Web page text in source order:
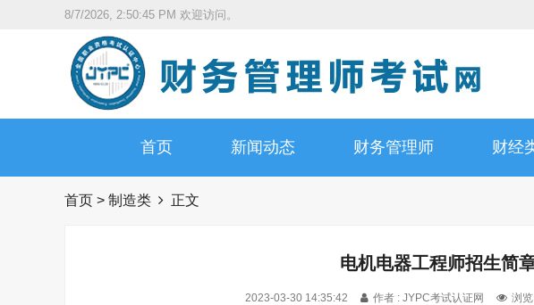
8/7/2026, 2:50:46 PM 欢迎访问。
首页 新闻动态 财务管理师 财经
首页 > 制造类 正文
电机电器工程师招生简
2023-03-30 14:35:42 作者 : JYPC考试认证网 浏